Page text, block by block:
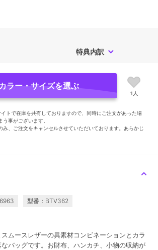
特典内訳
ラー・サイズを選ぶ
1人
トで在庫を共有しておりますので、同時にご注文があった場
事がございます。
み、ご注文をキャンセルさせていただいております。あらかじ
型番：BTV362
ムースレザーの異素材コンビネーションとカラ
バッグです。お財布、ハンカチ、小物の収納が